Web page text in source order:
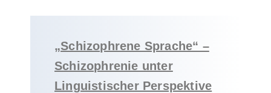
„Schizophrene Sprache“ –
Schizophrenie unter
Linguistischer Perspektive